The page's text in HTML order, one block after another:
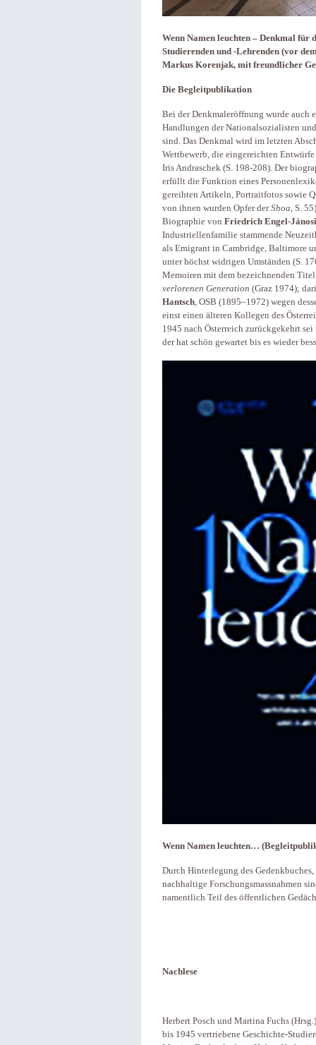
Wenn Namen leuchten – Denkmal für
Studierenden und -Lehrenden (vor
Markus Korenjak, mit freundlicher
Die Begleitpublikation
Bei der Denkmaleröffnung wurde
Handlungen der Nationalsozialisten
sind. Das Denkmal wird im letzten
Wettbewerb, die eingereichten
Iris Andraschek (S. 198-208). Der
erfüllt die Funktion eines
gereihten Artikeln, Portraitfotos sowie
von ihnen wurden Opfer derShoa, S.
Biographie von Friedrich Engel-Jánosi
Industriellenfamilie stammende
als Emigrant in Cambridge, Baltimore
unter höchst widrigen Umständen (S.
Memoiren mit dem bezeichnenden
verlorenen Generation (Graz 1974);
Hantsch, OSB (1895–1972) wegen
einst einen älteren Kollegen des
1945 nach Österreich zurückgekehrt
der hat schön gewartet bis es wieder
Wenn Namen leuchten…
Durch Hinterlegung des
nachhaltige Forschungsmassnahmen
namentlich Teil des öffentlichen
Nachlese
Herbert Posch und Martina Fuchs
bis 1945 vertriebene Geschichte-